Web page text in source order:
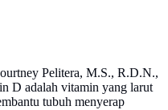
Pelitera, M.S., R.D.N.,
D adalah vitamin yang larut
tubuh menyerap